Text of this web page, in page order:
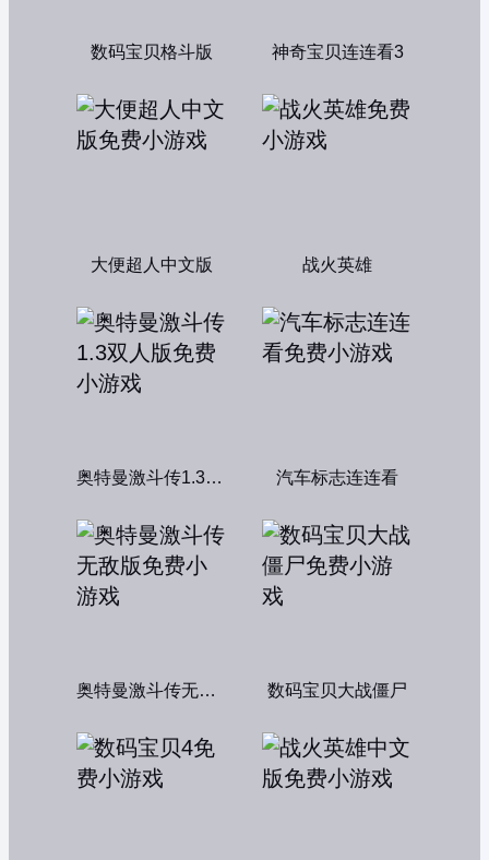
数码宝贝格斗版 神奇宝贝连连看3
大便超人中文版 战火英雄
奥特曼激斗传1.3双人版 汽车标志连连看
奥特曼激斗传无敌版 数码宝贝大战僵尸